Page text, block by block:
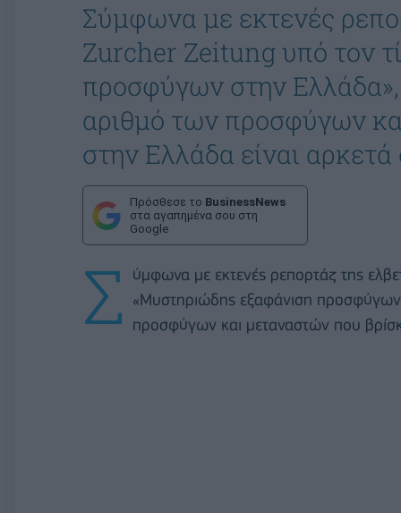
Σύμφωνα με εκτενές
Zurcher Zeitung υπό τον
προσφύγων στην Ελλάδα»,
αριθμό των προσφύγων
στην Ελλάδα είναι
Πρόσθεσε το BusinessNews
στα αγαπημένα σου στη
Google
Σ
ύμφωνα με εκτενές ρεπορτάζ της
«Μυστηριώδης εξαφάνιση προσφύγων
προσφύγων και μεταναστών που